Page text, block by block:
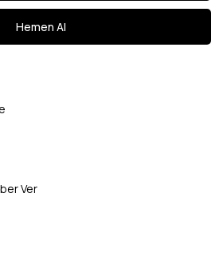
Ver